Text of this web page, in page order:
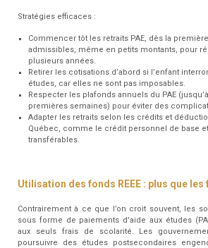
Stratégies efficaces :
Commencer tôt les retraits PAE, dès la
admissibles, même en petits montants, pour
plusieurs années.
Retirer les cotisations d’abord si l’enfant
études, car elles ne sont pas imposables.
Respecter les plafonds annuels du PAE
premières semaines) pour éviter des
Adapter les retraits selon les crédits et
Québec, comme le crédit personnel de base
transférables.
Utilisation des fonds REEE : plus que
Contrairement à ce que l’on croit souvent, les
sous forme de paiements d’aide aux études
aux seuls frais de scolarité. Les
poursuivre des études postsecondaires